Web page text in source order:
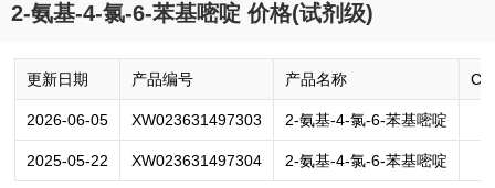
2-氨基-4-氯-6-苯基嘧啶 价格(试剂级)
更新日期 产品编号 产品名称
2026-06-05 XW023631497303 2-氨基-4-氯-6-苯基嘧啶
2025-05-22 XW023631497304 2-氨基-4-氯-6-苯基嘧啶